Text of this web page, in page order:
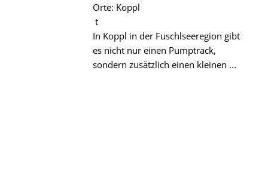
Orte: Koppl
t
In Koppl in der Fuschlseeregion gibt
es nicht nur einen Pumptrack,
sondern zusätzlich einen kleinen ...